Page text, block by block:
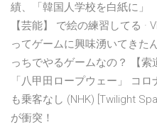
績、「韓国人学校を白紙に」
【芸能】 で絵の練習してる ·
ってゲームに興味湧いてきた
っちでやるゲームなの？ 【
「八甲田ロープウェー」 コ
も乗客なし (NHK) [Twilight
が衝突！